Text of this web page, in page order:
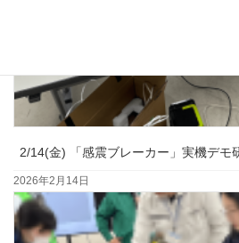
2/14(金) 「感震ブレーカー」実機デモ
2026年2月14日